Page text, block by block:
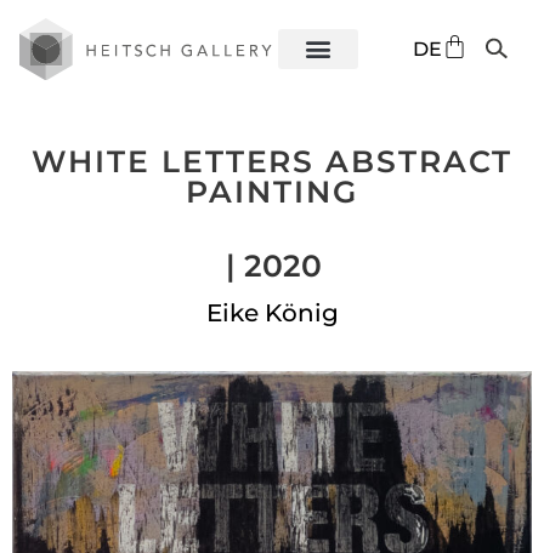
DE
ES
WHITE LETTERS ABSTRACT
PAINTING
| 2020
Eike König